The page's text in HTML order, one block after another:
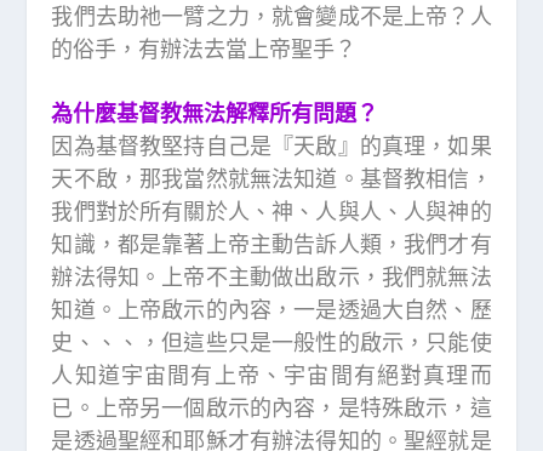
我們去助祂一臂之力，就會變成不是上帝？人
的俗手，有辦法去當上帝聖手？
為什麼基督教無法解釋所有問題？
因為基督教堅持自己是『天啟』的真理，如果
天不啟，那我當然就無法知道。基督教相信，
我們對於所有關於人、神、人與人、人與神的
知識，都是靠著上帝主動告訴人類，我們才有
辦法得知。上帝不主動做出啟示，我們就無法
知道。上帝啟示的內容，一是透過大自然、歷
史、、、，但這些只是一般性的啟示，只能使
人知道宇宙間有上帝、宇宙間有絕對真理而
已。上帝另一個啟示的內容，是特殊啟示，這
是透過聖經和耶穌才有辦法得知的。聖經就是